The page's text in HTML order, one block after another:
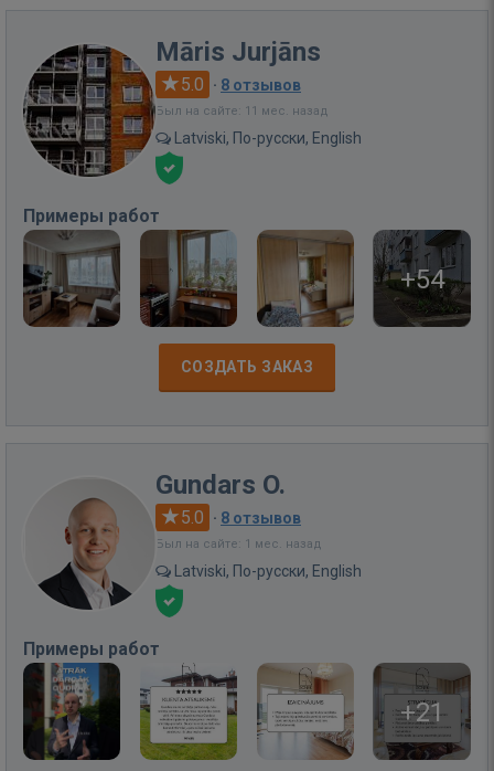
Māris Jurjāns
5.0 · 8 отзывов
Был на сайте: 11 мес. назад
Latviski, По-русски, English
Примеры работ
+54
СОЗДАТЬ ЗАКАЗ
Gundars O.
5.0 · 8 отзывов
Был на сайте: 1 мес. назад
Latviski, По-русски, English
Примеры работ
+21